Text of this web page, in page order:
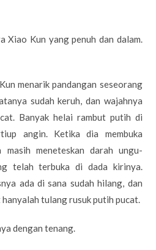
Xiao Kun yang penuh dan dalam.
menarik pandangan seseorang
sudah keruh, dan wajahnya
Banyak helai rambut putih di
angin. Ketika dia membuka
meneteskan darah ungu-
telah terbuka di dada kirinya.
ada di sana sudah hilang, dan
tulang rusuk putih pucat.
dengan tenang.